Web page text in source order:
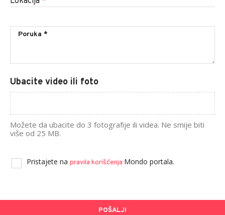
Ubacite video ili foto
Možete da ubacite do 3 fotografije ili videa. Ne smije biti
više od 25 MB.
Pristajete na pravila korišćenja Mondo portala.
POŠALJI